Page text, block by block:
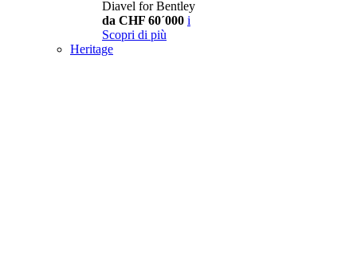
Diavel for Bentley
da CHF 60´000 i
Scopri di più
Heritage